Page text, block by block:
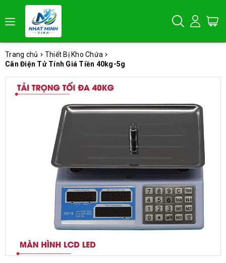
Trang chủ
Thiết Bị Kho Chứa
Cân Điện Tử Tính Giá Tiền 40kg-5g